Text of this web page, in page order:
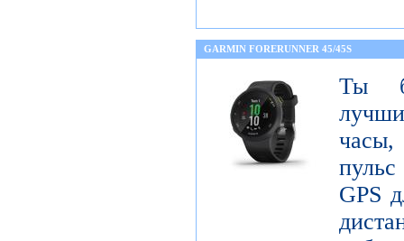
GARMIN FORERUNNER 45/45S
Ты
GPS